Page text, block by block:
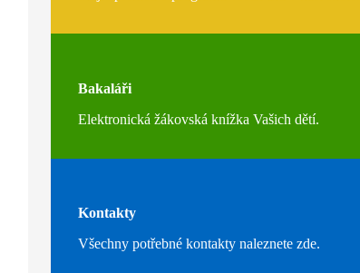
Bakaláři
Elektronická žákovská knížka Vašich dětí.
Kontakty
Všechny potřebné kontakty naleznete zde.